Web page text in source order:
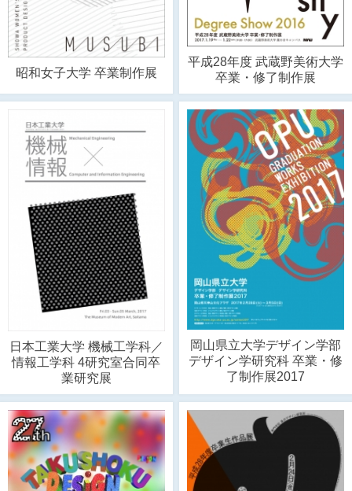
昭和女子大学 卒業制作展
平成28年度 武蔵野美術大学
卒業・修了制作展
日本工業大学 機械工学科／
情報工学科 4研究室合同卒
業研究展
岡山県立大学デザイン学部
デザイン学研究科 卒業・修
了制作展2017